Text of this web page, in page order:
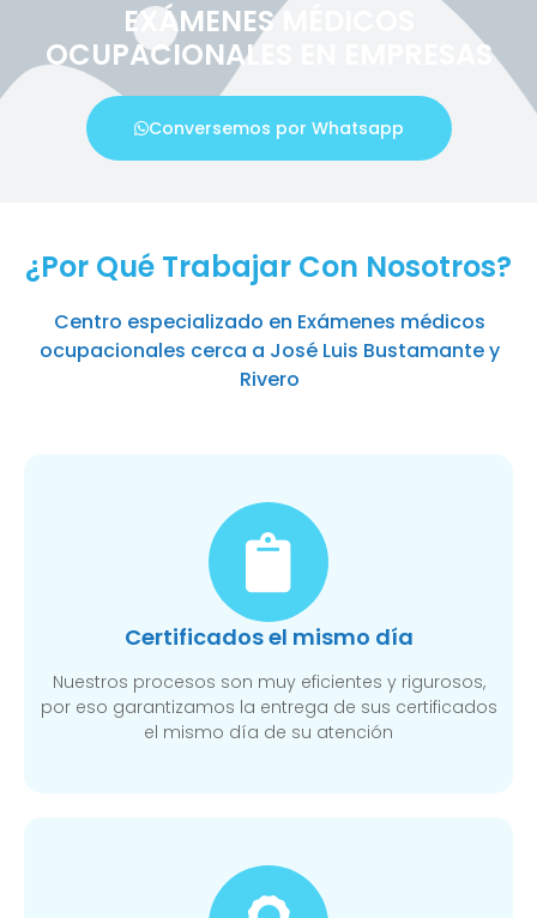
EXÁMENES MÉDICOS
OCUPACIONALES EN EMPRESAS
Conversemos por Whatsapp
¿Por Qué Trabajar Con Nosotros?
Centro especializado en Exámenes médicos
ocupacionales cerca a José Luis Bustamante y
Rivero
Certificados el mismo día
Nuestros procesos son muy eficientes y rigurosos,
por eso garantizamos la entrega de sus certificados
el mismo día de su atención